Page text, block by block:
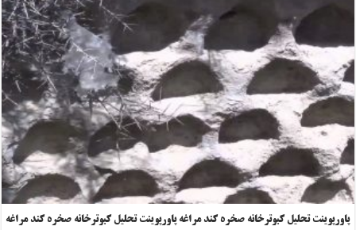
پاورپوینت تحلیل کبوترخانه صخره کند مراغه پاورپوینت تحلیل کبوترخانه صخره کند مراغه